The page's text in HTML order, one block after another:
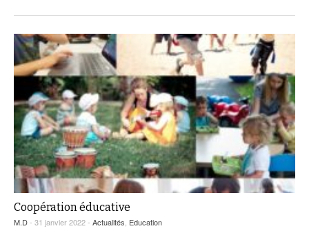
Coopération éducative
M.D- 31 janvier 2022 - Actualités Education